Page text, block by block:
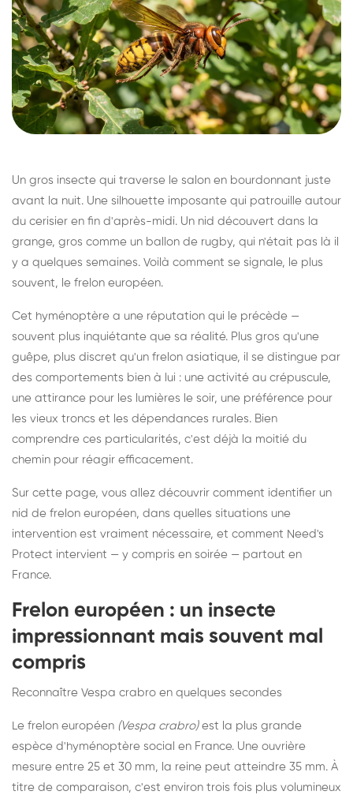
Un gros insecte qui traverse le salon en bourdonnant juste
avant la nuit. Une silhouette imposante qui patrouille autour
du cerisier en fin d'après-midi. Un nid découvert dans la
grange, gros comme un ballon de rugby, qui n'était pas là il
y a quelques semaines. Voilà comment se signale, le plus
souvent, le frelon européen.
Cet hyménoptère a une réputation qui le précède —
souvent plus inquiétante que sa réalité. Plus gros qu'une
guêpe, plus discret qu'un frelon asiatique, il se distingue par
des comportements bien à lui : une activité au crépuscule,
une attirance pour les lumières le soir, une préférence pour
les vieux troncs et les dépendances rurales. Bien
comprendre ces particularités, c'est déjà la moitié du
chemin pour réagir efficacement.
Sur cette page, vous allez découvrir comment identifier un
nid de frelon européen, dans quelles situations une
intervention est vraiment nécessaire, et comment Need's
Protect intervient — y compris en soirée — partout en
France.
Frelon européen : un insecte
impressionnant mais souvent mal
compris
Reconnaître Vespa crabro en quelques secondes
Le frelon européen (Vespa crabro)est la plus grande
espèce d'hyménoptère social en France. Une ouvrière
mesure entre 25 et 30 mm, la reine peut atteindre 35 mm. À
titre de comparaison, c'est environ trois fois plus volumineux